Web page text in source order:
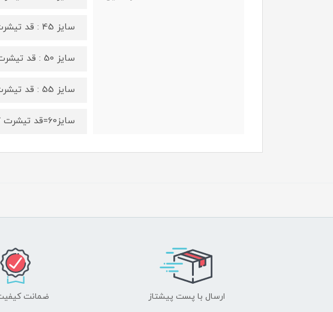
سایز 45 : قد تیشرت35/عرض35
سایز 50 : قد تیشرت40/عرض38
سایز 55 : قد تیشرت 43/عرض41
سایز60=قد تیشرت 47/عرض 42
ارسال با پست پیشتاز ضمانت کیفیت